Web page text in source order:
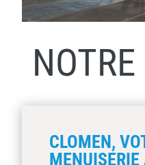
NOTRE
CLOMEN,